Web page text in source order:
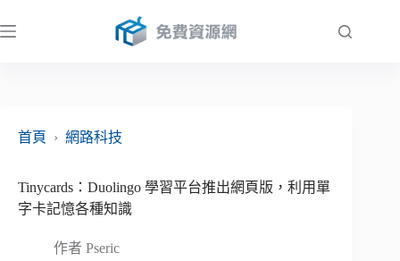
至
首頁
› 網路科技
Tinycards：Duolingo 學習平台推出網頁版，利用單
字卡記憶各種知識
作者 Pseric